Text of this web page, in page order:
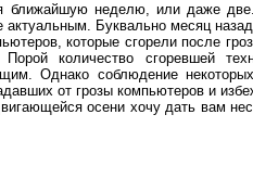
ближайшую неделю, или даже
актуальным. Буквально месяц
которые сгорели после
количество сгоревшей
Однако соблюдение
от грозы компьютеров и
осени хочу дать вам